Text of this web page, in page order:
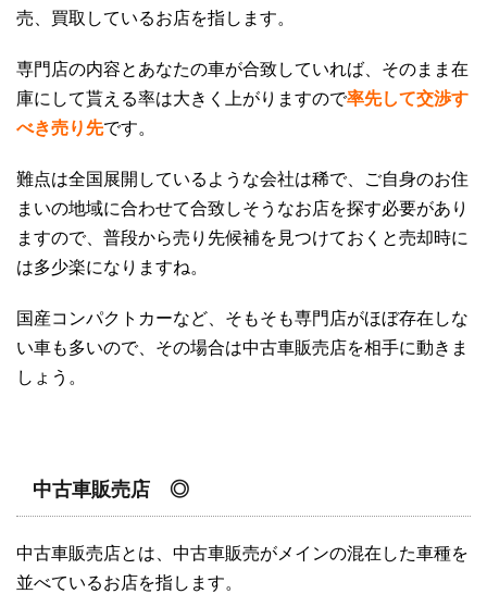
売、買取しているお店を指します。
専門店の内容とあなたの車が合致していれば、そのまま在
庫にして貰える率は大きく上がりますので率先して交渉す
べき売り先です。
難点は全国展開しているような会社は稀で、ご自身のお住
まいの地域に合わせて合致しそうなお店を探す必要があり
ますので、普段から売り先候補を見つけておくと売却時に
は多少楽になりますね。
国産コンパクトカーなど、そもそも専門店がほぼ存在しな
い車も多いので、その場合は中古車販売店を相手に動きま
しょう。
中古車販売店 ◎
中古車販売店とは、中古車販売がメインの混在した車種を
並べているお店を指します。